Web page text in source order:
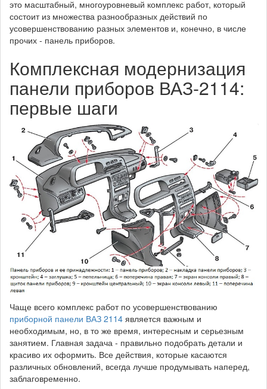
это масштабный, многоуровневый комплекс работ, который
состоит из множества разнообразных действий по
усовершенствованию разных элементов и, конечно, в числе
прочих - панель приборов.
Комплексная модернизация
панели приборов ВАЗ-2114:
первые шаги
Чаще всего комплекс работ по усовершенствованию
приборной панели ВАЗ 2114 является важным и
необходимым, но, в то же время, интересным и серьезным
занятием. Главная задача - правильно подобрать детали и
красиво их оформить. Все действия, которые касаются
различных обновлений, всегда лучше продумывать наперед,
заблаговременно.